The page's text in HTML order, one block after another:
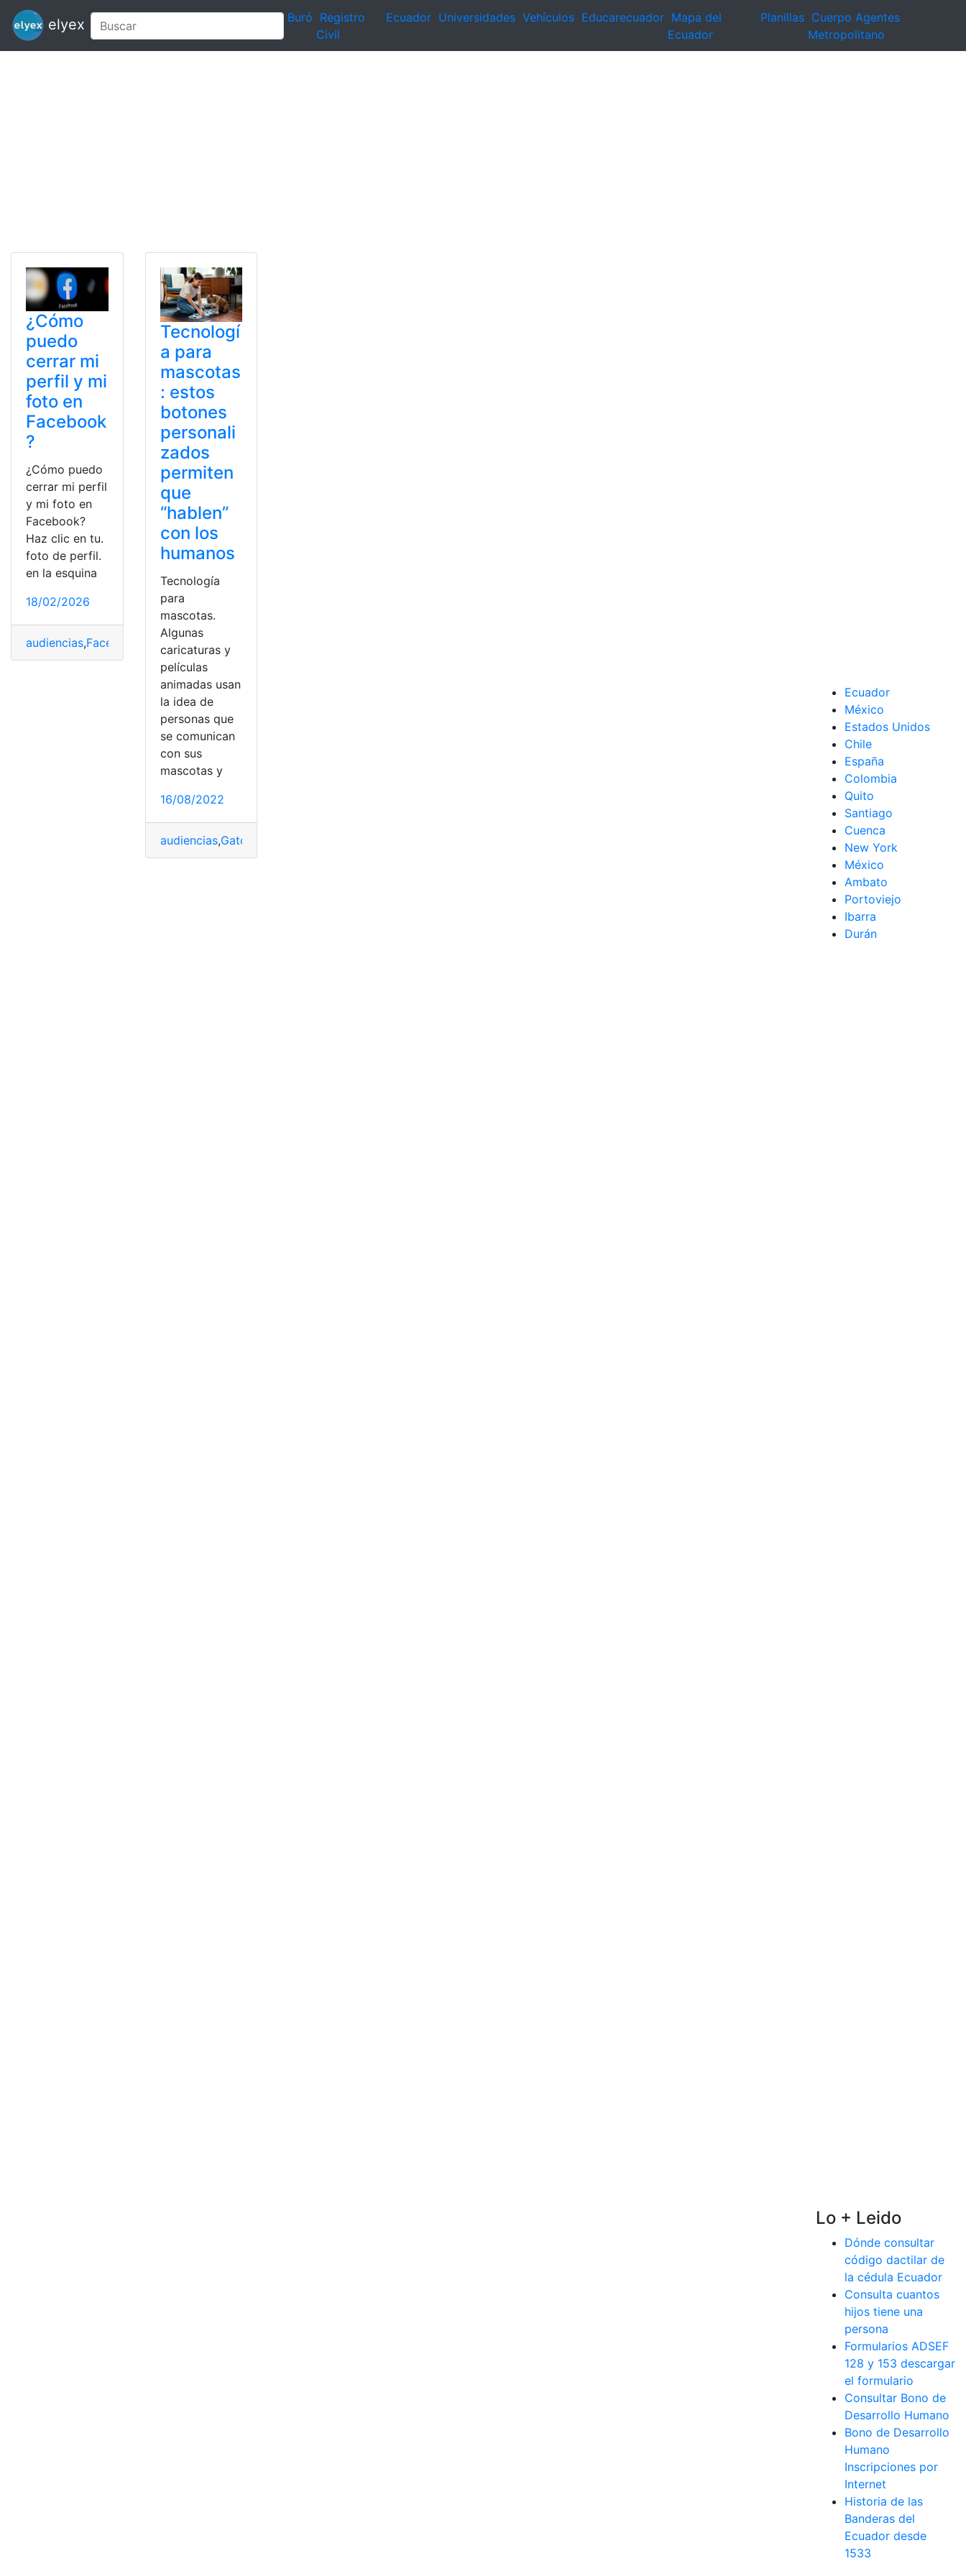
elyex Buró Registro
Civil
Ecuador Universidades Vehículos Educarecuador Mapa del
Ecuador
Planillas Cuerpo Agentes
Metropolitano
¿Cómo
puedo
cerrar mi
perfil y mi
foto en
Facebook
?
¿Cómo puedo
cerrar mi perfil
y mi foto en
Facebook?
Haz clic en tu.
foto de perfil.
en la esquina
18/02/2026
audiencias,Facebook foto en Facebook
Tecnologí
a para
mascotas
: estos
botones
personali
zados
permiten
que
“hablen”
con los
humanos
Tecnología
para
mascotas.
Algunas
caricaturas y
películas
animadas usan
la idea de
personas que
se comunican
con sus
mascotas y
16/08/2022
audiencias,Gatos
Ecuador
México
Estados Unidos
Chile
España
Colombia
Quito
Santiago
Cuenca
New York
México
Ambato
Portoviejo
Ibarra
Durán
Lo + Leido
Dónde consultar
código dactilar de
la cédula Ecuador
Consulta cuantos
hijos tiene una
persona
Formularios ADSEF
128 y 153 descargar
el formulario
Consultar Bono de
Desarrollo Humano
Bono de Desarrollo
Humano
Inscripciones por
Internet
Historia de las
Banderas del
Ecuador desde
1533